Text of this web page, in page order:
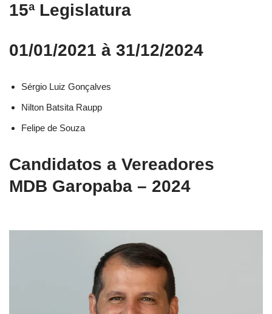
15ª Legislatura
01/01/2021 à 31/12/2024
Sérgio Luiz Gonçalves
Nilton Batsita Raupp
Felipe de Souza
Candidatos a Vereadores
MDB Garopaba – 2024